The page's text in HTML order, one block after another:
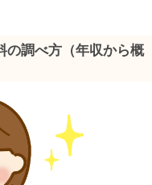
の調べ方（年収から概